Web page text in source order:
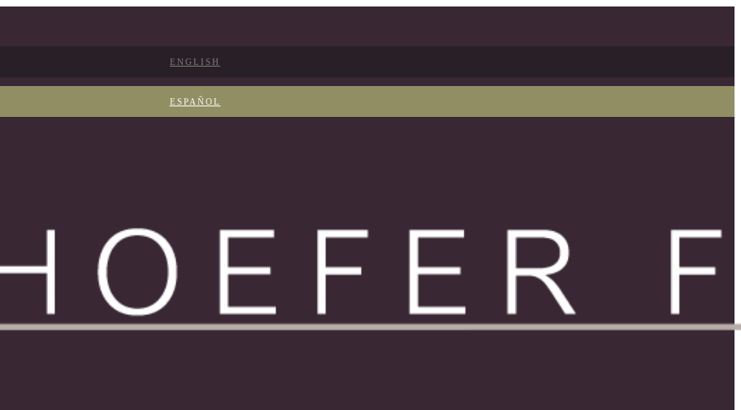
ENGLISH
ESPAÑOL